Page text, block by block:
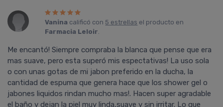
Vanina calificó con 5 estrellas el producto en
Farmacia Leloir.
Me encantó! Siempre compraba la blanca que pense que era
mas suave, pero esta superó mis espectativas! La uso sola
o con unas gotas de mi jabon preferido en la ducha, la
cantidad de espuma que genera hace que los shower gel o
jabones liquidos rindan mucho mas!. Hacen super agradable
el baño y dejan la piel muy linda,suave y sin irritar. Lo que